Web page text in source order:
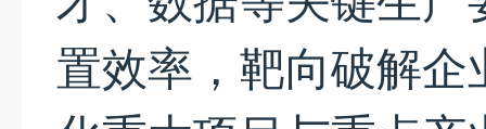
置效率，靶向破解